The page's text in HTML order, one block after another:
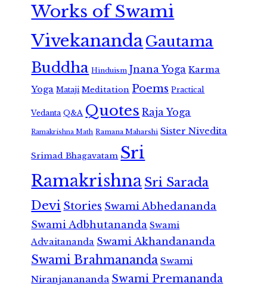
Works of Swami
VivekanandaGautama
Buddha Hinduism Jnana Yoga Karma
Yoga Mataji Meditation Poems Practical
Vedanta Q&A Quotes Raja Yoga
Ramakrishna Math Ramana Maharshi Sister Nivedita
Srimad Bhagavatam Sri
RamakrishnaSri Sarada
Devi Stories Swami Abhedananda
Swami Adbhutananda Swami
Advaitananda Swami Akhandananda
Swami Brahmananda Swami
Niranjanananda Swami Premananda